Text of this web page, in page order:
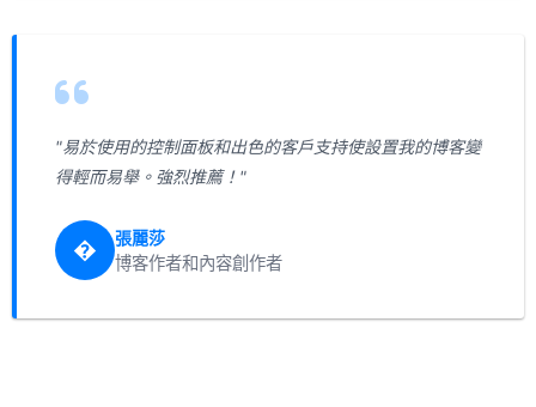
"易於使用的控制面板和出色的客戶支持使設置我的博客變
得輕而易舉。強烈推薦！"
�
張麗莎
博客作者和內容創作者